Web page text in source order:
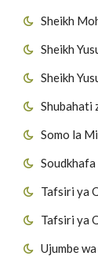
Sheikh
Sheikh
Sheikh
Shubahati
Somo la
Soudkhafa
Tafsiri ya
Tafsiri ya
Ujumbe